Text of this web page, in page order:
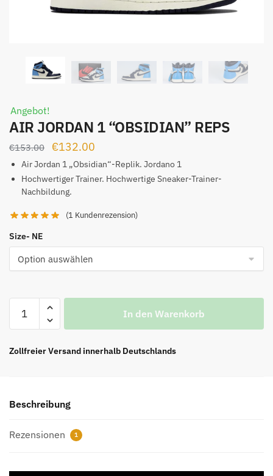
Angebot!
AIR JORDAN 1 “OBSIDIAN” REPS
€153.00
Ursprünglicher
Preis
war:
€153.00
€132.00
Preis
ist:
Air Jordan 1 „Obsidian“-Replik. Jordano 1
Hochwertiger Trainer. Hochwertige Sneaker-Trainer-
Nachbildung.
(1 Kundenrezension)
Size- NE
JORDAN
“OBSIDIAN”
In den Warenkorb
Zollfreier Versand innerhalb Deutschlands
Beschreibung
Rezensionen 1